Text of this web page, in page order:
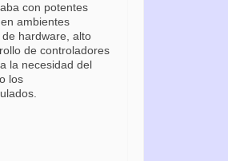
con potentes
ambientes
hardware, alto
de controladores
la necesidad del
los